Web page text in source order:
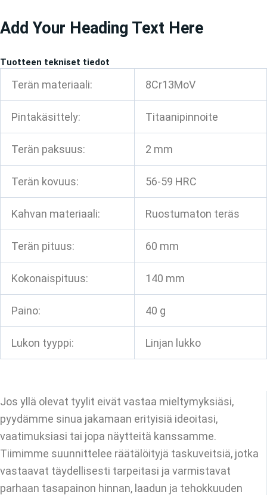
sisältöön
Add Your Heading Text Here
Tuotteen tekniset tiedot
Terän materiaali: 8Cr13MoV
Pintakäsittely: Titaanipinnoite
Terän paksuus: 2 mm
Terän kovuus: 56-59 HRC
Kahvan materiaali: Ruostumaton teräs
Terän pituus: 60 mm
Kokonaispituus: 140 mm
Paino: 40 g
Lukon tyyppi: Linjan lukko
Jos yllä olevat tyylit eivät vastaa mieltymyksiäsi,
pyydämme sinua jakamaan erityisiä ideoitasi,
vaatimuksiasi tai jopa näytteitä kanssamme.
Tiimimme suunnittelee räätälöityjä taskuveitsiä, jotka
vastaavat täydellisesti tarpeitasi ja varmistavat
parhaan tasapainon hinnan, laadun ja tehokkuuden